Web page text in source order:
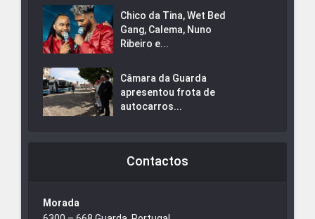
Chico da Tina, Wet Bed
Gang, Calema, Nuno
Ribeiro e...
Câmara da Guarda
apresentou frota de
autocarros...
Contactos
Morada